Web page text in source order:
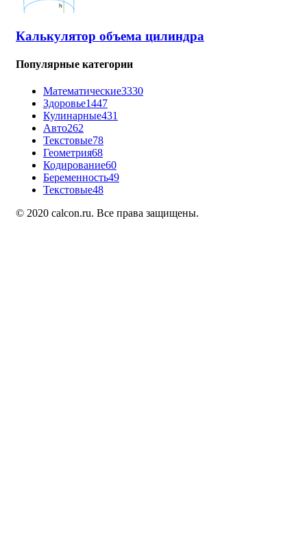
Калькулятор объема цилиндра
Популярные категории
Математические3330
Здоровье1447
Кулинарные431
Авто262
Текстовые78
Геометрия68
Кодирование60
Беременность49
Текстовые48
© 2020 calcon.ru. Все права защищены.